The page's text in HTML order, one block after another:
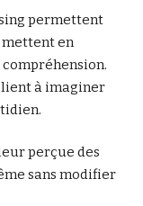
permettent
en
à imaginer
perçue des
sans modifier